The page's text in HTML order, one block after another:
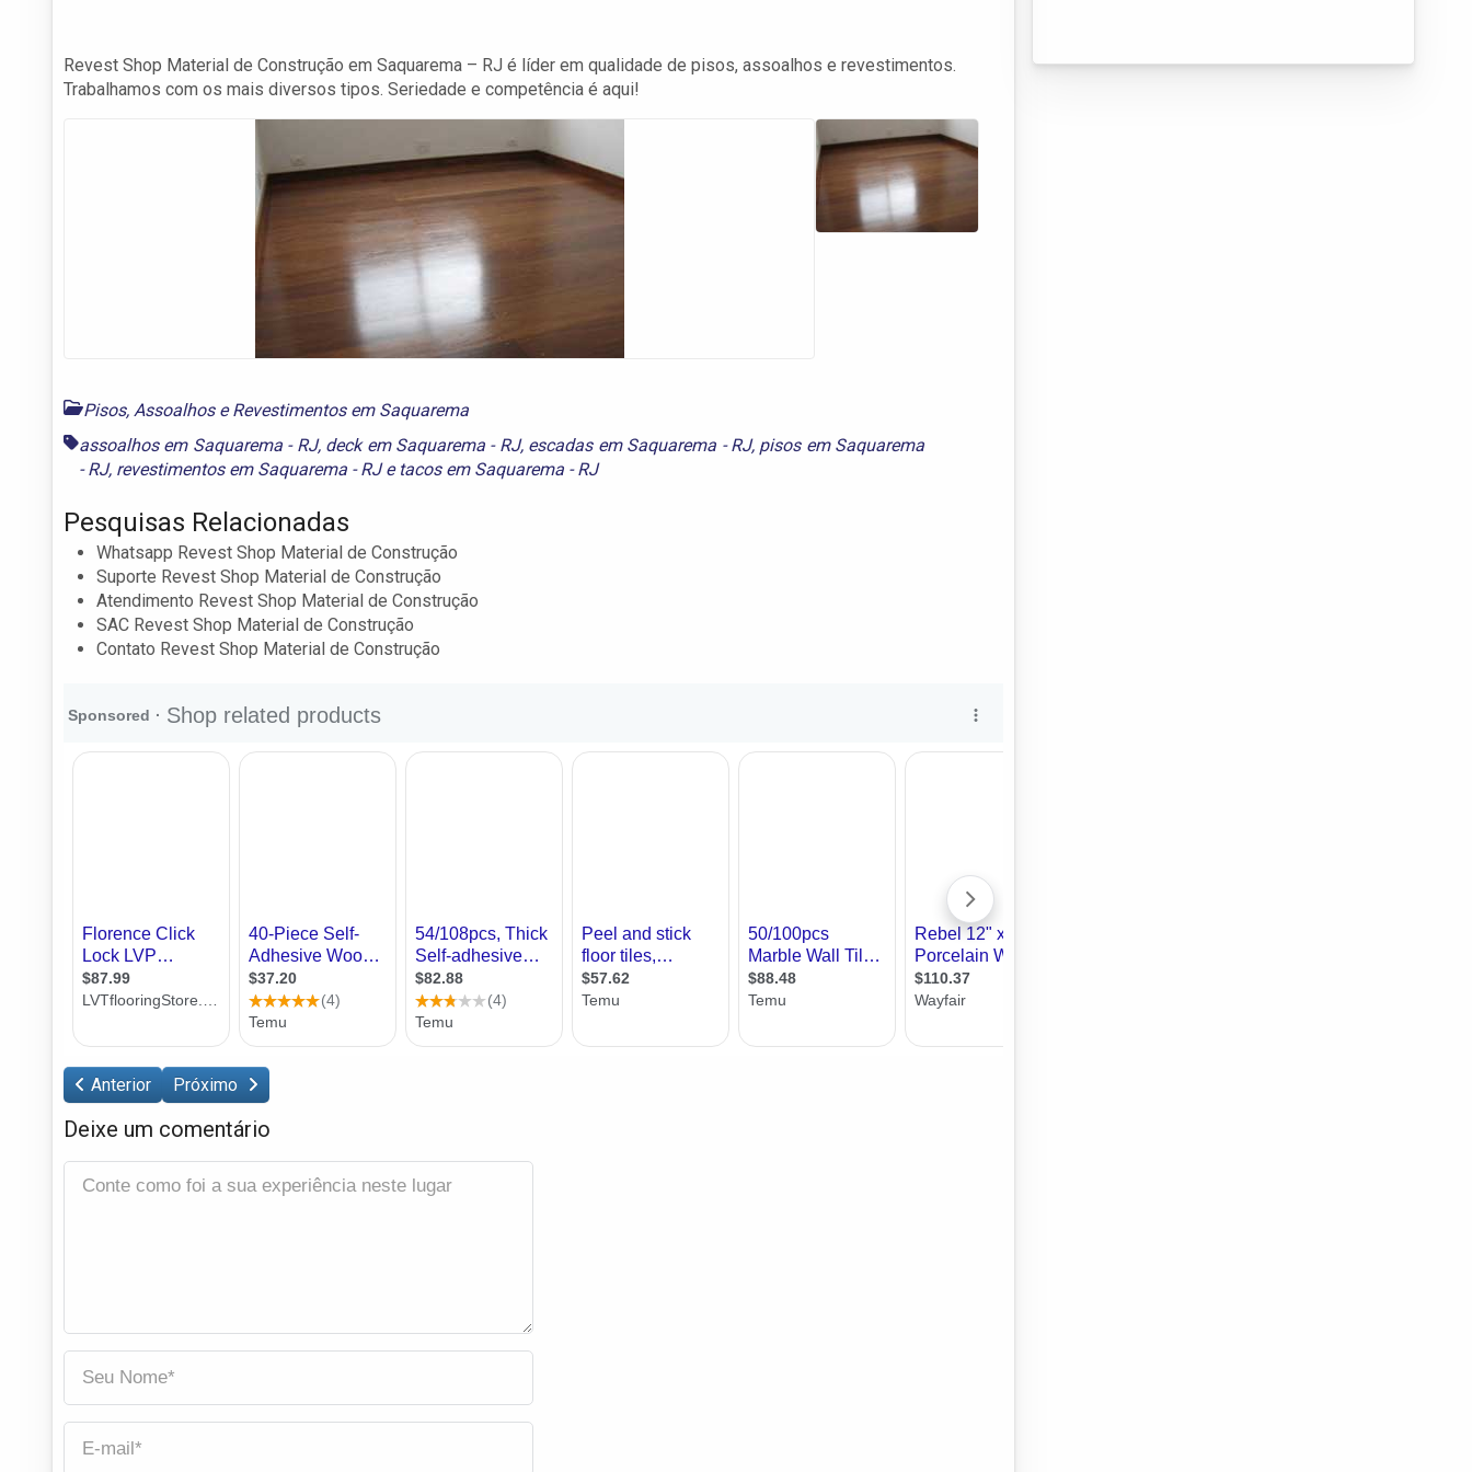
Revest Shop Material de Construção em Saquarema – RJ é líder em qualidade de pisos, assoalhos e revestimentos.
Trabalhamos com os mais diversos tipos. Seriedade e competência é aqui!
Pisos, Assoalhos e Revestimentos em Saquarema
assoalhos em Saquarema - RJ, deck em Saquarema - RJ, escadas em Saquarema - RJ, pisos em Saquarema
- RJ, revestimentos em Saquarema - RJe tacos em Saquarema - RJ
Pesquisas Relacionadas
Whatsapp Revest Shop Material de Construção
Suporte Revest Shop Material de Construção
Atendimento Revest Shop Material de Construção
SAC Revest Shop Material de Construção
Contato Revest Shop Material de Construção
Anterior Próximo
Deixe um comentário